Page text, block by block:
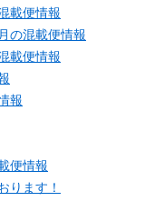
載便情報
の混載便情報
載便情報
報
便情報
ります！